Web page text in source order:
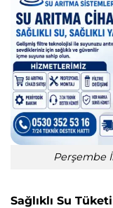
Perşembe
Sağlıklı Su